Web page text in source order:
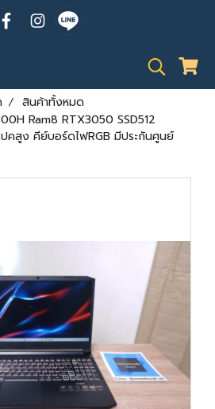
สินค้าทั้งหมด
Ram8 RTX3050 SSD512
คสูง คีย์บอร์ดไฟRGB มีประกันศูนย์